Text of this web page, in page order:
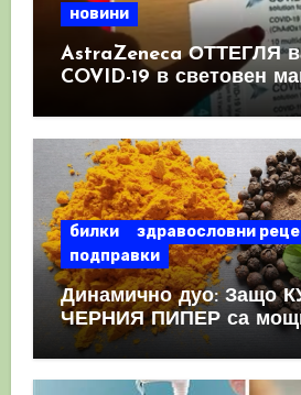
новини
AstraZeneca ОТТЕГЛЯ
COVID-19 в световен
като призна, че те
билки
здравословни
подправки
Динамично дуо: Защо
ЧЕРНИЯ ПИПЕР са
комбинация